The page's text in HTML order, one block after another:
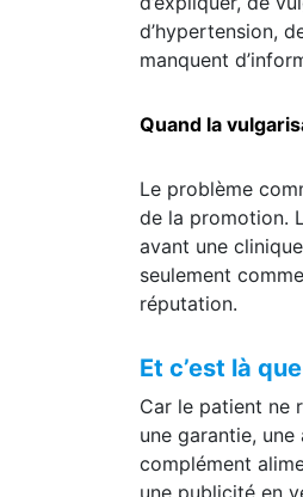
d’expliquer, de
d’hypertension,
Le problème
de la promotion.
avant une
seulement
Et c’est là
Car le patient ne
une garantie, une
complément